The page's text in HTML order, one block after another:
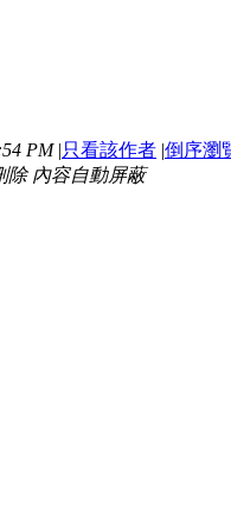
PM |只看該作者 |倒序瀏
除 內容自動屏蔽